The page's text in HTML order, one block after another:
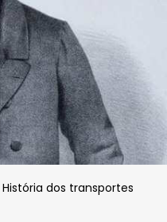
História dos transportes